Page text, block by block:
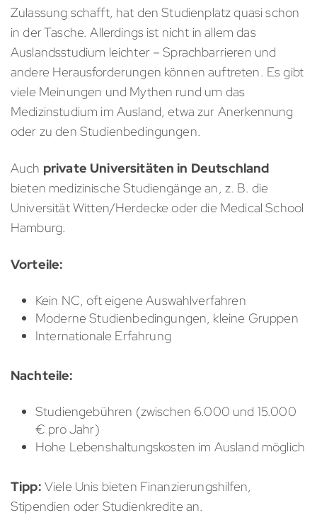
Zulassung schafft, hat den Studienplatz quasi schon
in der Tasche. Allerdings ist nicht in allem das
Auslandsstudium leichter – Sprachbarrieren und
andere Herausforderungen können auftreten. Es gibt
viele Meinungen und Mythen rund um das
Medizinstudium im Ausland, etwa zur Anerkennung
oder zu den Studienbedingungen.
Auch private Universitäten in Deutschland
bieten medizinische Studiengänge an, z. B. die
Universität Witten/Herdecke oder die Medical School
Hamburg.
Vorteile:
Kein NC, oft eigene Auswahlverfahren
Moderne Studienbedingungen, kleine Gruppen
Internationale Erfahrung
Nachteile:
Studiengebühren (zwischen 6.000 und 15.000
€ pro Jahr)
Hohe Lebenshaltungskosten im Ausland möglich
Tipp: Viele Unis bieten Finanzierungshilfen,
Stipendien oder Studienkredite an.